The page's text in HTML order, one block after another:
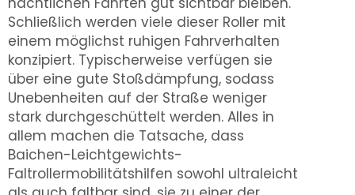
Schließlich werden viele dieser Roller mit
einem möglichst ruhigen Fahrverhalten
konzipiert. Typischerweise verfügen sie
über eine gute Stoßdämpfung, sodass
Unebenheiten auf der Straße weniger
stark durchgeschüttelt werden. Alles in
allem machen die Tatsache, dass
Baichen-Leichtgewichts-
Faltrollermobilitätshilfen sowohl ultraleicht